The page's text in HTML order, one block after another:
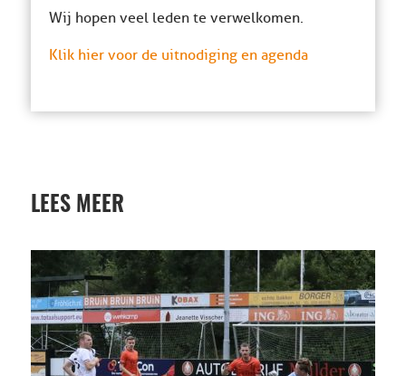
Wij hopen veel leden te verwelkomen.
Klik hier voor de uitnodiging en agenda
LEES MEER